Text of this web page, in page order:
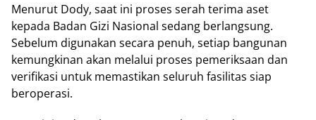
Menurut Dody, saat ini proses serah terima aset
kepada Badan Gizi Nasional sedang berlangsung.
Sebelum digunakan secara penuh, setiap bangunan
kemungkinan akan melalui proses pemeriksaan dan
verifikasi untuk memastikan seluruh fasilitas siap
beroperasi.